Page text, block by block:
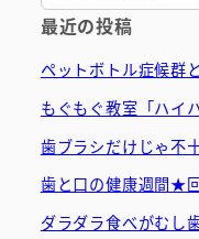
最近の投稿
ペットボトル症候群
もぐもぐ教室「ハイ
歯ブラシだけじゃ不
歯と口の健康週間★
ダラダラ食べがむし